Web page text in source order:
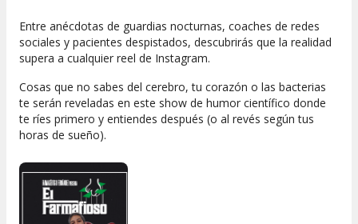
Entre anécdotas de guardias nocturnas, coaches de redes
sociales y pacientes despistados, descubrirás que la realidad
supera a cualquier reel de Instagram.
Cosas que no sabes del cerebro, tu corazón o las bacterias
te serán reveladas en este show de humor científico donde
te ríes primero y entiendes después (o al revés según tus
horas de sueño).